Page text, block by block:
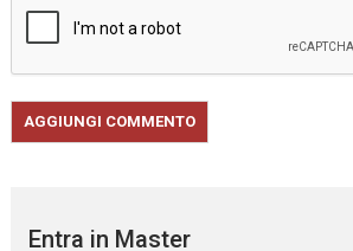
Entra in Master